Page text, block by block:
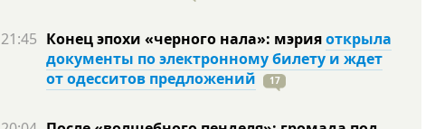
21:45 Конец эпохи «черного нала»: мэрияоткрыла
документы по электронному билету и ждет
от одесситов предложений
17